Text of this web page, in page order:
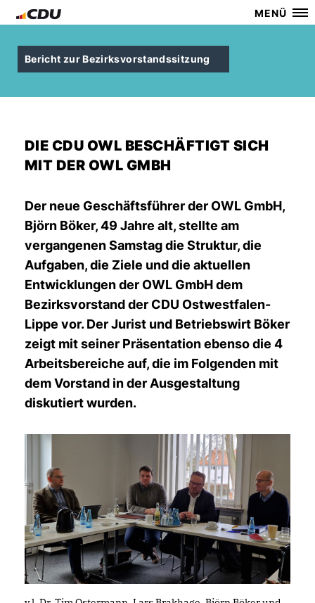
MENÜ
Bericht zur Bezirksvorstandssitzung
DIE CDU OWL BESCHÄFTIGT SICH
MIT DER OWL GMBH
Der neue Geschäftsführer der OWL GmbH,
Björn Böker, 49 Jahre alt, stellte am
vergangenen Samstag die Struktur, die
Aufgaben, die Ziele und die aktuellen
Entwicklungen der OWL GmbH dem
Bezirksvorstand der CDU Ostwestfalen-
Lippe vor. Der Jurist und Betriebswirt Böker
zeigt mit seiner Präsentation ebenso die 4
Arbeitsbereiche auf, die im Folgenden mit
dem Vorstand in der Ausgestaltung
diskutiert wurden.